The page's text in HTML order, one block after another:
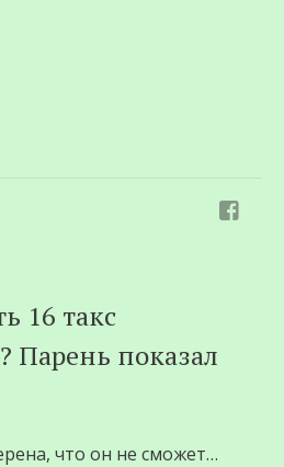
16 такс
Парень показал
что он не сможет…